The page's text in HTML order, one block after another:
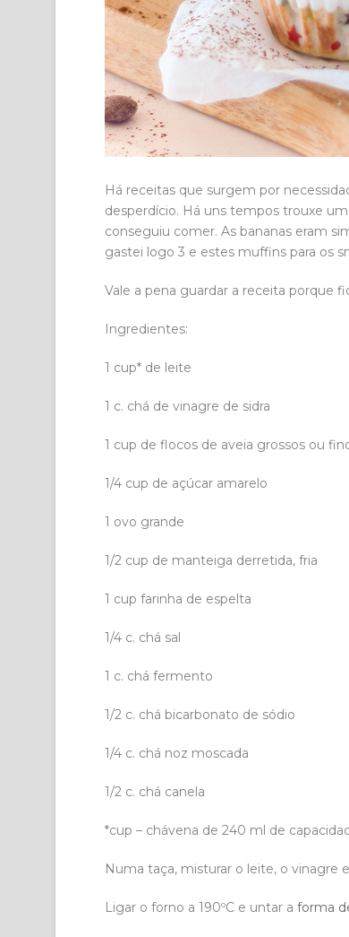
Há receitas que surgem por
desperdício. Há uns tempos trouxe
conseguiu comer. As bananas eram
gastei logo 3 e estes muffins para os
Vale a pena guardar a receita porque
Ingredientes:
1 cup* de leite
1 c. chá de vinagre de sidra
1 cup de flocos de aveia grossos ou
1/4 cup de açúcar amarelo
1 ovo grande
1/2 cup de manteiga derretida, fria
1 cup farinha de espelta
1/4 c. chá sal
1 c. chá fermento
1/2 c. chá bicarbonato de sódio
1/4 c. chá noz moscada
1/2 c. chá canela
*cup – chávena de 240 ml de
Numa taça, misturar o leite, o vinagre
Ligar o forno a 190ºC e untar a forma